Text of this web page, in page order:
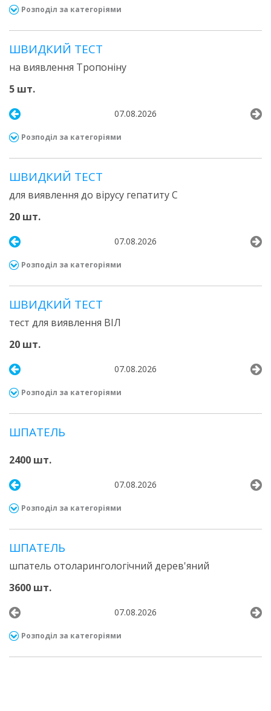
Розподіл за категоріями
ШВИДКИЙ ТЕСТ
на виявлення Тропоніну
5 шт.
07.08.2026
Розподіл за категоріями
ШВИДКИЙ ТЕСТ
для виявлення до вірусу гепатиту С
20 шт.
07.08.2026
Розподіл за категоріями
ШВИДКИЙ ТЕСТ
тест для виявлення ВІЛ
20 шт.
07.08.2026
Розподіл за категоріями
ШПАТЕЛЬ
2400 шт.
07.08.2026
Розподіл за категоріями
ШПАТЕЛЬ
шпатель отоларингологічний дерев'яний
3600 шт.
07.08.2026
Розподіл за категоріями